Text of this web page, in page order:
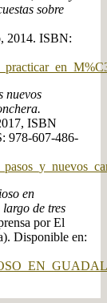
sobre
2014. ISBN:
nuevos
ISBN
978-607-486-
en
de tres
por El
Disponible en: